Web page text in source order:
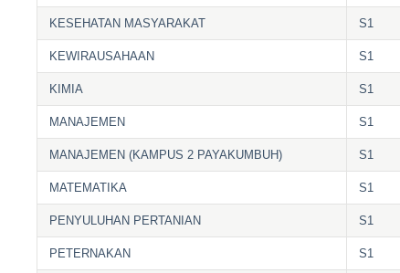
KESEHATAN MASYARAKAT S1
KEWIRAUSAHAAN S1
KIMIA S1
MANAJEMEN S1
MANAJEMEN (KAMPUS 2 PAYAKUMBUH) S1
MATEMATIKA S1
PENYULUHAN PERTANIAN S1
PETERNAKAN S1